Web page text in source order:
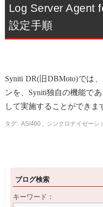
Log Server Agent
設定手順
Syniti DR(旧DBMoto)では
ンを、Syniti独自の機能で
して実施することができま
タグ: AS/400 , シンクロナイゼーシ
ブログ検索
キーワード：